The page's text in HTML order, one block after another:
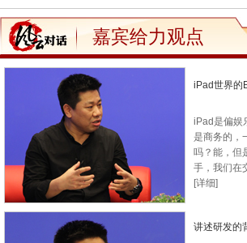
嘉宾给力观点
iPad世界的
iPad是偏娱
是商务的，
吗？能，但
手，我们在
[详细]
讲述研发的